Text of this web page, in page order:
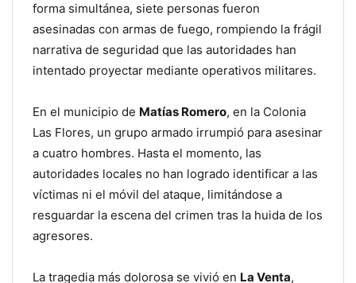
forma simultánea, siete personas fueron
asesinadas con armas de fuego, rompiendo la frágil
narrativa de seguridad que las autoridades han
intentado proyectar mediante operativos militares.
En el municipio de Matías Romero, en la Colonia
Las Flores, un grupo armado irrumpió para asesinar
a cuatro hombres. Hasta el momento, las
autoridades locales no han logrado identificar a las
víctimas ni el móvil del ataque, limitándose a
resguardar la escena del crimen tras la huida de los
agresores.
La tragedia más dolorosa se vivió en La Venta,